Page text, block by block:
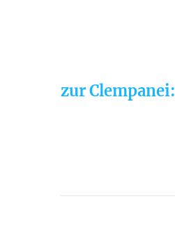
zur Clempanei: